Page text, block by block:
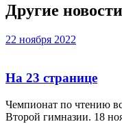
Другие новости
22 ноября 2022
На 23 странице
Чемпионат по чтению
Второй гимназии. 18